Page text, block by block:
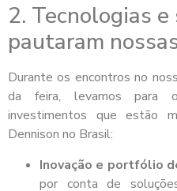
2. Tecnologias
pautaram
Durante os encontros no
da feira, levamos para
investimentos que estão
Dennison no Brasil:
Inovação e portfólio
por conta de